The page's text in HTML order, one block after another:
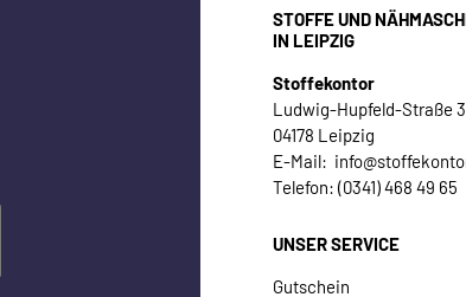
STOFFE UND
IN LEIPZIG
Stoffekontor
Ludwig-Hupfeld-Straße
04178 Leipzig
E-Mail:
Telefon: (0341) 468 49 65
UNSER SERVICE
Gutschein